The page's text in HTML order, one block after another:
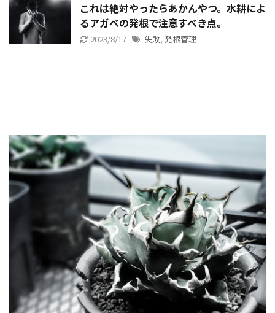
これは絶対やったらあかんやつ。水耕によ
るアガベの発根で注意すべき点。
2023/8/17 失敗, 発根管理